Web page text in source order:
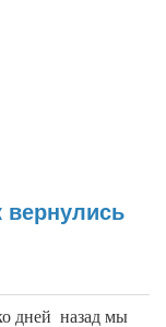
вернулись
дней назад мы